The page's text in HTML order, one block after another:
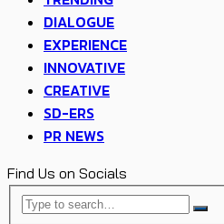
DIALOGUE
EXPERIENCE
INNOVATIVE
CREATIVE
SD-ERS
PR NEWS
Find Us on Socials